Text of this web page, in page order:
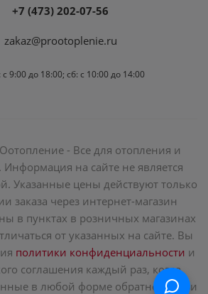
+7 (473) 202-07-56
zakaz@prootoplenie.ru
c 9:00 до 18:00; сб: с 10:00 до 14:00
- Все для отопления и
на сайте не является
Указанные цены действуют только
заказа через интернет-магазин
в пунктах в розничных магазинах
от указанных на сайте. Вы
политики конфиденциальности и
соглашения каждый раз, когда
в любой форме обратной связи